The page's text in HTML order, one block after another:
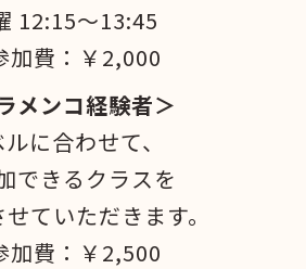
12:15～13:45
費：￥2,000
メンコ経験者＞
ルに合わせて、
できるクラスを
ていただきます。
費：￥2,500